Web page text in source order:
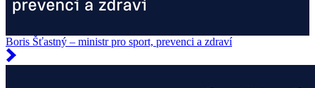
Boris Šťastný – ministr pro sport, prevenci a zdraví